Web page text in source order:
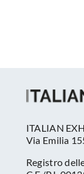
ITALIAN
Via Emilia
Registro